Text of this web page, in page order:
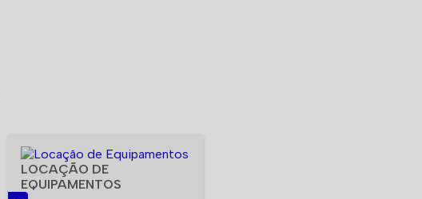
LOCAÇÃO DE
EQUIPAMENTOS